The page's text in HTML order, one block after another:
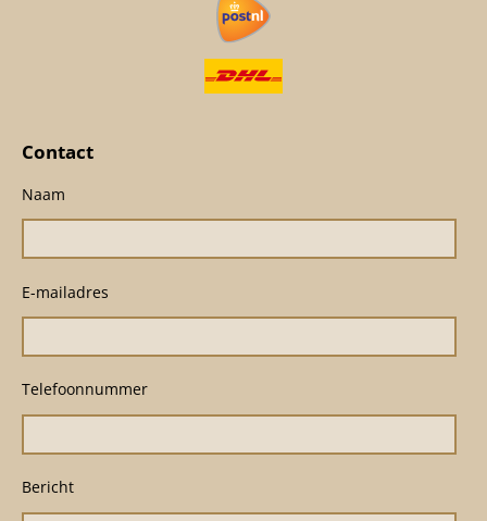
Contact
Naam
E-mailadres
Telefoonnummer
Bericht